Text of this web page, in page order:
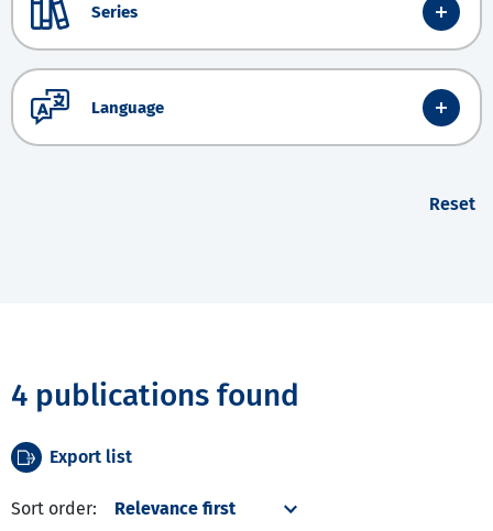
Series
Language
Reset
4 publications found
Export list
Sort order: